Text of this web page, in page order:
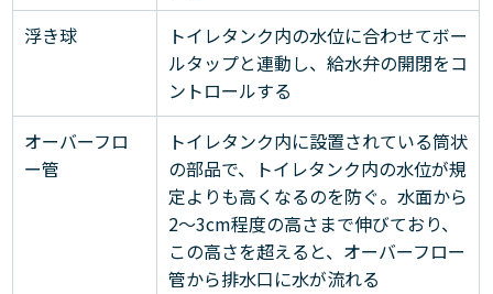
浮き球
トイレタンク内の水位に合わせてボー
ルタップと連動し、給水弁の開閉をコ
ントロールする
オーバーフロ
ー管
トイレタンク内に設置されている筒状
の部品で、トイレタンク内の水位が規
定よりも高くなるのを防ぐ。水面から
2～3cm程度の高さまで伸びており、
この高さを超えると、オーバーフロー
管から排水口に水が流れる